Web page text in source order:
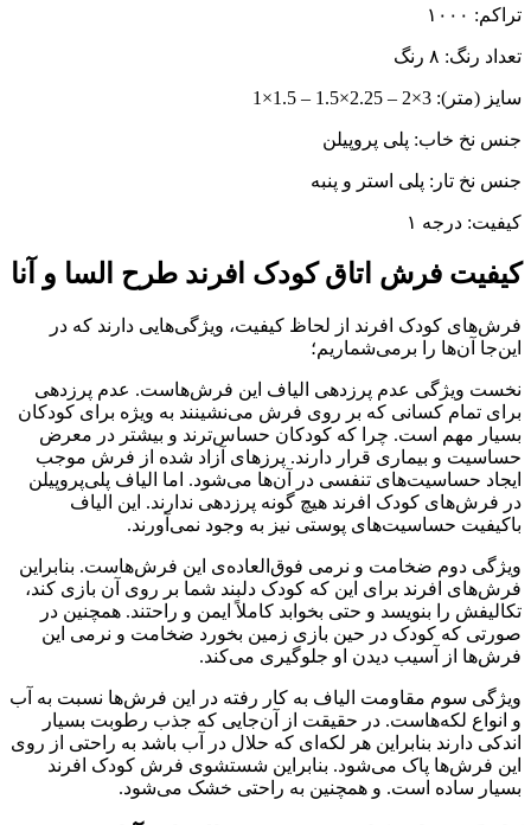
تراکم:‌ ۱۰۰۰
تعداد رنگ: ۸ رنگ
سایز (متر):‌ 3×2 – 2.25×1.5 – 1.5×1
جنس نخ خاب: پلی پروپیلن
جنس نخ تار: پلی استر و پنبه
کیفیت: درجه ۱
کیفیت فرش اتاق کودک افرند طرح السا و آنا
فرش‌های کودک افرند از لحاظ کیفیت، ویژگی‌هایی دارند که در
این‌جا آن‌ها را برمی‌شماریم؛
نخست ویژگی عدم پرزدهی الیاف این فرش‌هاست. عدم پرزدهی
برای تمام کسانی که بر روی فرش می‌نشینند به ویژه برای کودکان
بسیار مهم است. چرا که کودکان حساس‌ترند و بیشتر در معرض
حساسیت و بیماری قرار دارند. پرزهای آزاد شده از فرش موجب
ایجاد حساسیت‌های تنفسی در آن‌ها می‌شود. اما الیاف پلی‌پروپیلن
در فرش‌های کودک افرند هیچ گونه پرزدهی ندارند. این الیاف
باکیفیت حساسیت‌های پوستی نیز به وجود نمی‌آورند.
ویژگی دوم ضخامت و نرمی فوق‌العاده‌ی این فرش‌هاست. بنابراین
فرش‌های افرند برای این که کودک دلبند شما بر روی آن بازی کند،
تکالیفش را بنویسد و حتی بخوابد کاملاً ایمن و راحتند. همچنین در
صورتی که کودک در حین بازی زمین بخورد ضخامت و نرمی این
فرش‌ها از آسیب دیدن او جلوگیری می‌کند.
ویژگی سوم مقاومت الیاف به کار رفته در این فرش‌ها نسبت به آب
و انواع لکه‌هاست. در حقیقت از آن‌جایی که جذب رطوبت بسیار
اندکی دارند بنابراین هر لکه‌ای که حلال در آب باشد به راحتی از روی
این فرش‌ها پاک می‌شود. بنابراین شستشوی فرش کودک افرند
بسیار ساده است. و همچنین به راحتی خشک می‌شود.